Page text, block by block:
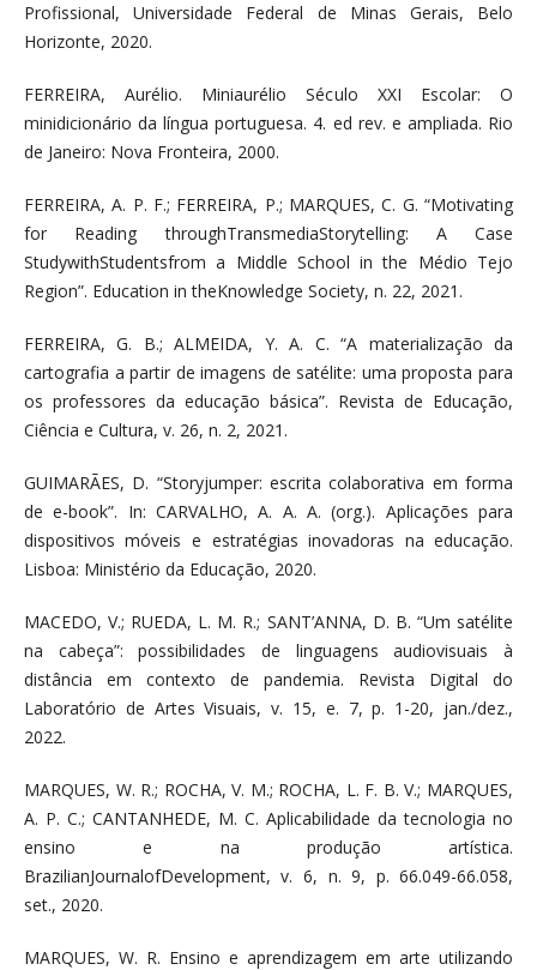
Profissional, Universidade Federal de Minas Gerais, Belo
Horizonte, 2020.
FERREIRA, Aurélio. Miniaurélio Século XXI Escolar: O
minidicionário da língua portuguesa. 4. ed rev. e ampliada. Rio
de Janeiro: Nova Fronteira, 2000.
FERREIRA, A. P. F.; FERREIRA, P.; MARQUES, C. G. “Motivating
for Reading throughTransmediaStorytelling: A Case
StudywithStudentsfrom a Middle School in the Médio Tejo
Region”. Education in theKnowledge Society, n. 22, 2021.
FERREIRA, G. B.; ALMEIDA, Y. A. C. “A materialização da
cartografia a partir de imagens de satélite: uma proposta para
os professores da educação básica”. Revista de Educação,
Ciência e Cultura, v. 26, n. 2, 2021.
GUIMARÃES, D. “Storyjumper: escrita colaborativa em forma
de e-book”. In: CARVALHO, A. A. A. (org.). Aplicações para
dispositivos móveis e estratégias inovadoras na educação.
Lisboa: Ministério da Educação, 2020.
MACEDO, V.; RUEDA, L. M. R.; SANT’ANNA, D. B. “Um satélite
na cabeça”: possibilidades de linguagens audiovisuais à
distância em contexto de pandemia. Revista Digital do
Laboratório de Artes Visuais, v. 15, e. 7, p. 1-20, jan./dez.,
2022.
MARQUES, W. R.; ROCHA, V. M.; ROCHA, L. F. B. V.; MARQUES,
A. P. C.; CANTANHEDE, M. C. Aplicabilidade da tecnologia no
ensino e na produção artística.
BrazilianJournalofDevelopment, v. 6, n. 9, p. 66.049-66.058,
set., 2020.
MARQUES, W. R. Ensino e aprendizagem em arte utilizando